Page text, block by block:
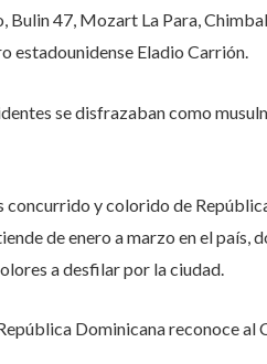
47, Mozart La Para,
estadounidense Eladio Carrión.
se disfrazaban como
concurrido y colorido de
de enero a marzo en el
a desfilar por la ciudad.
Dominicana reconoce